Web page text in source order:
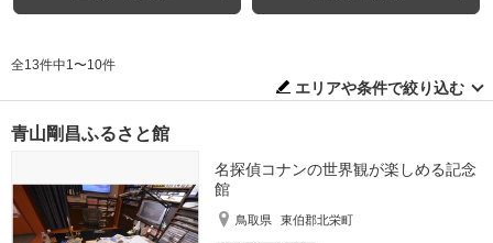
全13件中1〜10件
エリアや条件で絞り込む
青山剛昌ふるさと館
名探偵コナンの世界観が楽しめる記念
館
鳥取県 東伯郡北栄町